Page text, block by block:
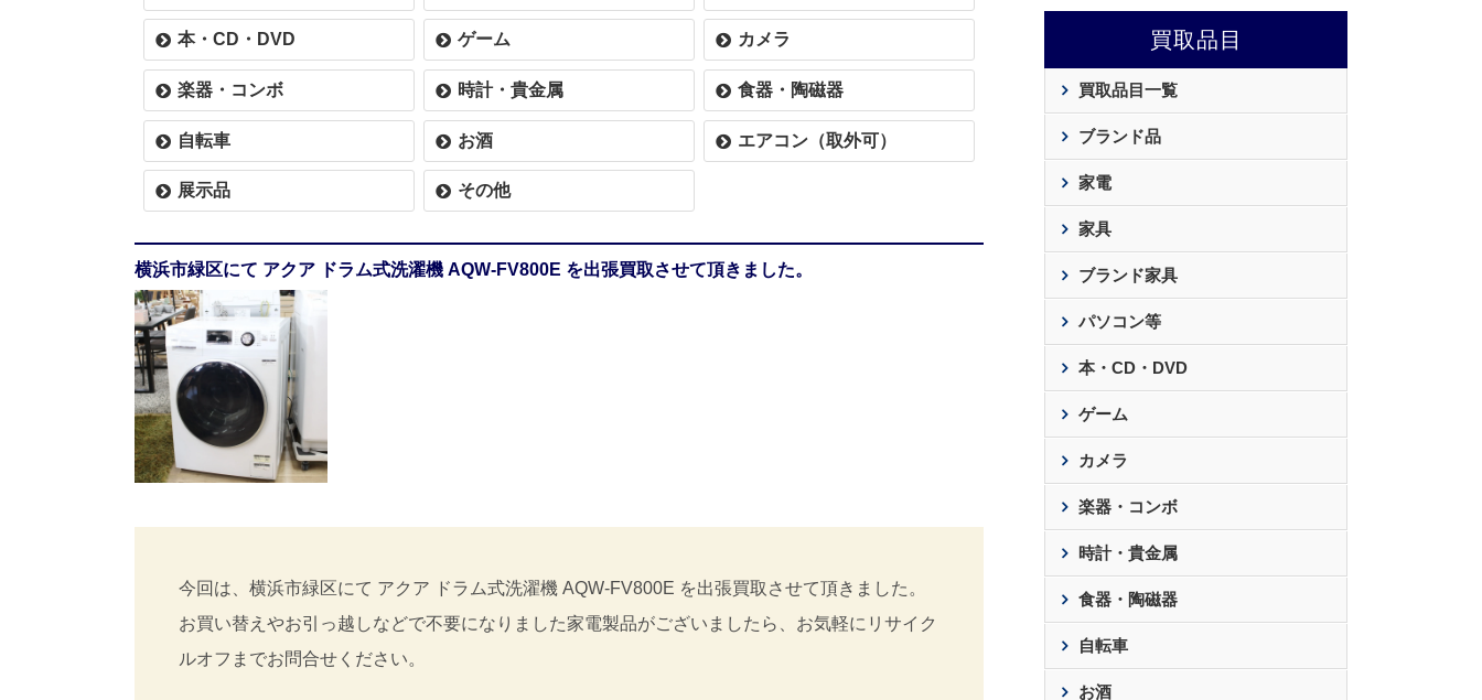
本・CD・DVD ゲーム カメラ
楽器・コンボ 時計・貴金属 食器・陶磁器
自転車 お酒 エアコン（取外可）
展示品 その他
横浜市緑区にて アクア ドラム式洗濯機 AQW-FV800E を出張買取させて頂きました。
今回は、横浜市緑区にて アクア ドラム式洗濯機 AQW-FV800E を出張買取させて頂きました。
お買い替えやお引っ越しなどで不要になりました家電製品がございましたら、お気軽にリサイク
ルオフまでお問合せください。
買取品目
買取品目一覧
ブランド品
家電
家具
ブランド家具
パソコン等
本・CD・DVD
ゲーム
カメラ
楽器・コンボ
時計・貴金属
食器・陶磁器
自転車
お酒